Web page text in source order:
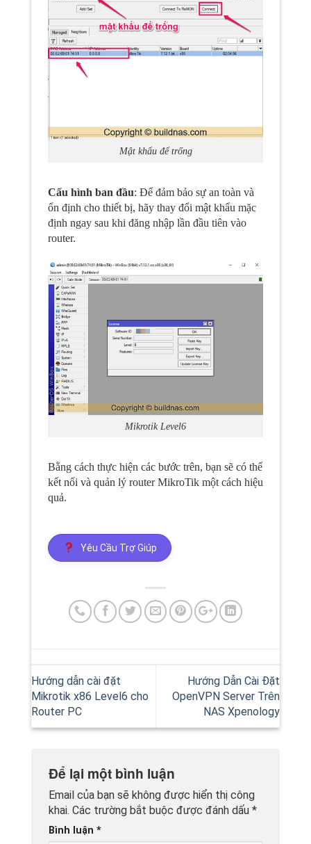
Mật khẩu để trống
Cấu hình ban đầu: Để đảm bảo sự an toàn và
ổn định cho thiết bị, hãy thay đổi mật khẩu mặc
định ngay sau khi đăng nhập lần đầu tiên vào
router.
Mikrotik Level6
Bằng cách thực hiện các bước trên, bạn sẽ có thể
kết nối và quản lý router MikroTik một cách hiệu
quả.
Yêu Cầu Trợ Giúp
Hướng dẫn cài đặt
Mikrotik x86 Level6 cho
Router PC
Hướng Dẫn Cài Đặt
OpenVPN Server Trên
NAS Xpenology
Để lại một bình luận
Email của bạn sẽ không được hiển thị công
khai. Các trường bắt buộc được đánh dấu *
Bình luận *